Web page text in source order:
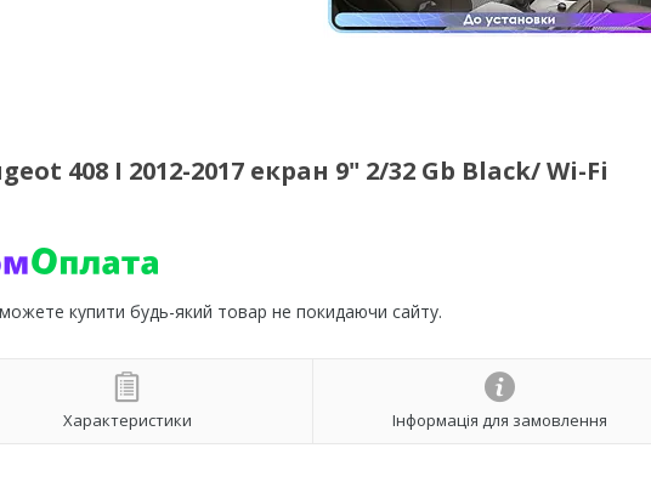
408 I 2012-2017 екран 9" 2/32 Gb Black/ Wi-Fi
купити будь-який товар не покидаючи сайту.
Характеристики Інформація для замовлення